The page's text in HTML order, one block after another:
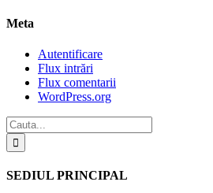
Meta
Autentificare
Flux intrări
Flux comentarii
WordPress.org
SEDIUL PRINCIPAL